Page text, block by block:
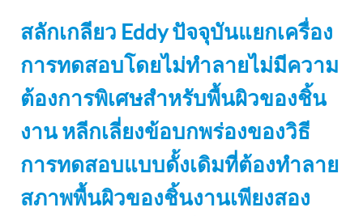
สลักเกลียว Eddy ปัจจุบันแยกเครื่อง
การทดสอบโดยไม่ทำลายไม่มีความ
ต้องการพิเศษสำหรับพื้นผิวของชิ้น
งาน หลีกเลี่ยงข้อบกพร่องของวิธี
การทดสอบแบบดั้งเดิมที่ต้องทำลาย
สภาพพื้นผิวของชิ้นงานเพียงสอง